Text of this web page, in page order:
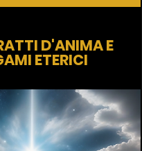
D'ANIMA E
ETERICI